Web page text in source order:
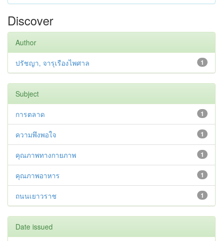
Discover
Author
1
ปรัชญา, จารุเรืองไพศาล
Subject
1
การตลาด
1
ความพึงพอใจ
1
คุณภาพทางกายภาพ
1
คุณภาพอาหาร
1
ถนนเยาวราช
Date issued